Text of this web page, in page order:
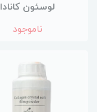
لوسئون کانادا
ناموجود